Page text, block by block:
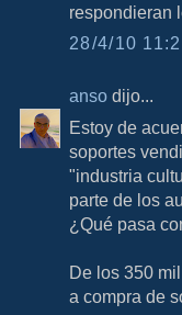
respondieran
28/4/10
anso dijo...
Estoy de
soportes
"industria
parte de los
¿Qué pasa
De los 350
a compra de